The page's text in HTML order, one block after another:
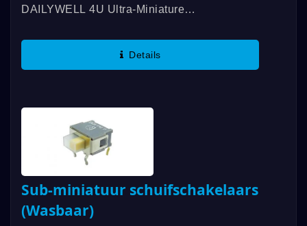
DAILYWELL 4U Ultra-Miniature
Verscheidenheid Aan Functies In Een
Details
Sub-miniatuur schuifschakelaars
(Wasbaar)